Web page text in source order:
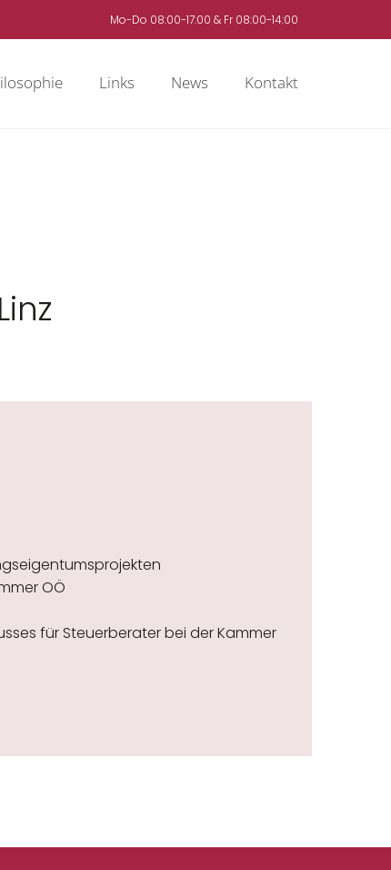
Mo-Do 08:00-17:00 & Fr 08:00-14:00
Links News Kontakt
OÖ
für Steuerberater bei der Kammer